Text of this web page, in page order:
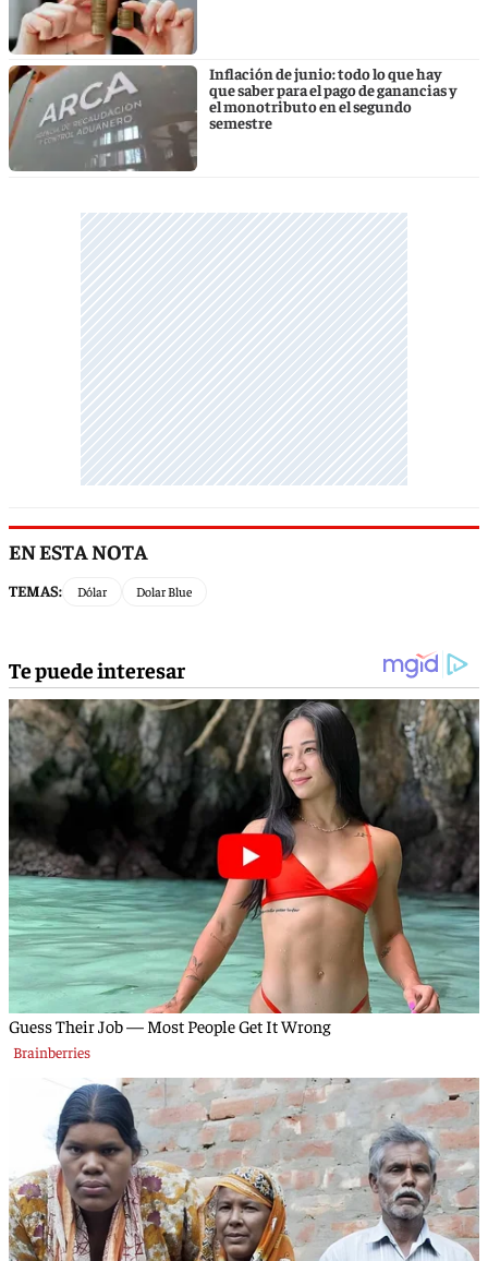
Inflación de junio: todo lo que hay
que saber para el pago de ganancias y
el monotributo en el segundo
semestre
EN ESTA NOTA
TEMAS: Dólar Dolar Blue